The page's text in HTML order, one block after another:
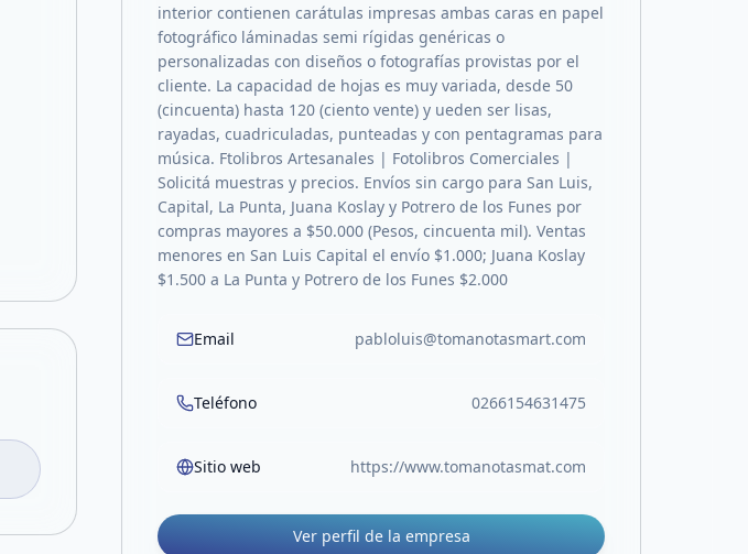
interior contienen carátulas impresas ambas caras en papel
fotográfico láminadas semi rígidas genéricas o
personalizadas con diseños o fotografías provistas por el
cliente. La capacidad de hojas es muy variada, desde 50
(cincuenta) hasta 120 (ciento vente) y ueden ser lisas,
rayadas, cuadriculadas, punteadas y con pentagramas para
música. Ftolibros Artesanales | Fotolibros Comerciales |
Solicitá muestras y precios. Envíos sin cargo para San Luis,
Capital, La Punta, Juana Koslay y Potrero de los Funes por
compras mayores a $50.000 (Pesos, cincuenta mil). Ventas
menores en San Luis Capital el envío $1.000; Juana Koslay
$1.500 a La Punta y Potrero de los Funes $2.000
Email pabloluis@tomanotasmart.com
Teléfono 0266154631475
Sitio web https://www.tomanotasmat.com
Ver perfil de la empresa